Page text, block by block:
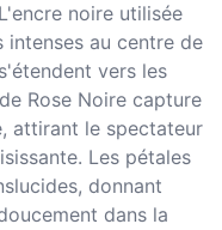
noire utilisée
intenses au centre de
vers les
Rose Noire capture
attirant le spectateur
Les pétales
donnant
dans la